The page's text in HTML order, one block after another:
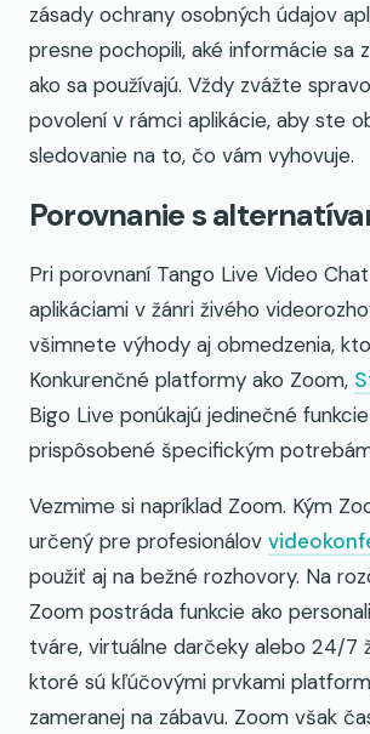
zásady ochrany osobných údajov
presne pochopili, aké informácie sa
ako sa používajú. Vždy zvážte
povolení v rámci aplikácie, aby ste
sledovanie na to, čo vám vyhovuje.
Porovnanie s
Pri porovnaní Tango Live Video
aplikáciami v žánri živého
všimnete výhody aj obmedzenia,
Konkurenčné platformy ako Zoom,
Bigo Live ponúkajú jedinečné
prispôsobené špecifickým
Vezmime si napríklad Zoom. Kým
určený pre profesionálov
použiť aj na bežné rozhovory. Na
Zoom postráda funkcie ako
tváre, virtuálne darčeky alebo 24/7
ktoré sú kľúčovými prvkami
zameranej na zábavu. Zoom však